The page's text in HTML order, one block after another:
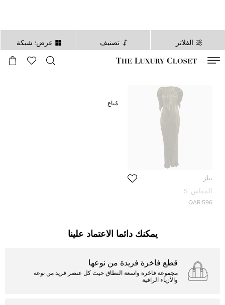
الفلاتر تصنيف عرض: شبكة
ثانية
بيلز
المقاس: S
596 QAR
مُباع
يمكنك دائما الاعتماد علينا
قطع فاخرة فريدة من نوعها
مجموعة فاخرة واسعة النطاق حيث كل عنصر فريد من نوعه
والأزياء الراقية